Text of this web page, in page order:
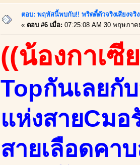
ตอบ: พฤหัสนี้พบกับ!! พริตตี้ตัวจริงเสียงจ
« ตอบ #6 เมื่อ: 07:25:08 AM 30 พฤษภาค
((น้องกาเซี
Topกันเลยกั
แห่งสายCมอ
สายเลือดคา